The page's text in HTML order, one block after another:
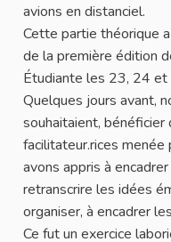
avions en distanciel.
Cette partie théorique
de la première édition
Étudiante les 23, 24
Quelques jours avant,
souhaitaient, bénéficier
facilitateur.rices menée
avons appris à
retranscrire les idées
organiser, à encadrer
Ce fut un exercice